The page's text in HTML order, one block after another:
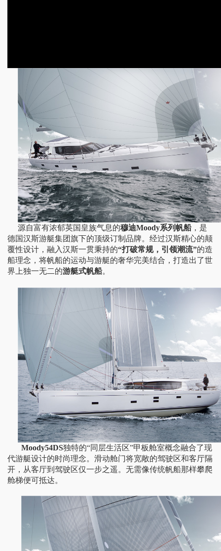
源自富有浓郁英国皇族气息的穆迪Moody系列帆船，是
德国汉斯游艇集团旗下的顶级订制品牌。经过汉斯精心的颠
覆性设计，融入汉斯一贯秉持的“打破常规，引领潮流”的造
船理念，将帆船的运动与游艇的奢华完美结合，打造出了世
界上独一无二的游艇式帆船。
Moody54DS独特的“同层生活区”甲板舱室概念融合了现
代游艇设计的时尚理念。滑动舱门将宽敞的驾驶区和客厅隔
开，从客厅到驾驶区仅一步之遥。无需像传统帆船那样攀爬
舱梯便可抵达。